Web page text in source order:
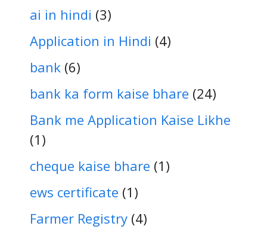
ai in hindi (3)
Application in Hindi (4)
bank (6)
bank ka form kaise bhare (24)
Bank me Application Kaise Likhe
(1)
cheque kaise bhare (1)
ews certificate (1)
Farmer Registry (4)